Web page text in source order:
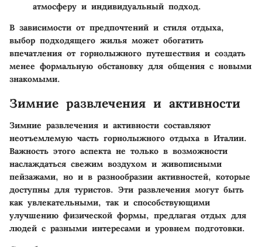
атмосферу и индивидуальный подход.
В зависимости от предпочтений и стиля отдыха,
выбор подходящего жилья может обогатить
впечатления от горнолыжного путешествия и создать
менее формальную обстановку для общения с новыми
знакомыми.
Зимние развлечения и активности
Зимние развлечения и активности составляют
неотъемлемую часть горнолыжного отдыха в Италии.
Важность этого аспекта не только в возможности
наслаждаться свежим воздухом и живописными
пейзажами, но и в разнообразии активностей, которые
доступны для туристов. Эти развлечения могут быть
как увлекательными, так и способствующими
улучшению физической формы, предлагая отдых для
людей с разными интересами и уровнем подготовки.